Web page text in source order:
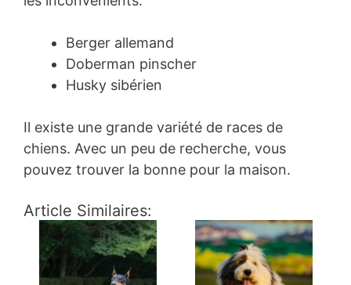
Berger allemand
Doberman pinscher
Husky sibérien
Il existe une grande variété de races de
chiens. Avec un peu de recherche, vous
pouvez trouver la bonne pour la maison.
Article Similaires: